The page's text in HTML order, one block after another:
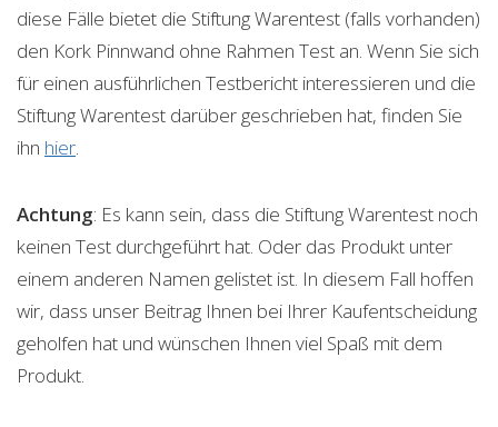
diese Fälle bietet die Stiftung Warentest (falls vorhanden)
den Kork Pinnwand ohne Rahmen Test an. Wenn Sie sich
für einen ausführlichen Testbericht interessieren und die
Stiftung Warentest darüber geschrieben hat, finden Sie
ihn hier.
Achtung: Es kann sein, dass die Stiftung Warentest noch
keinen Test durchgeführt hat. Oder das Produkt unter
einem anderen Namen gelistet ist. In diesem Fall hoffen
wir, dass unser Beitrag Ihnen bei Ihrer Kaufentscheidung
geholfen hat und wünschen Ihnen viel Spaß mit dem
Produkt.